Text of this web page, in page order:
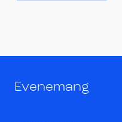
Evenemang